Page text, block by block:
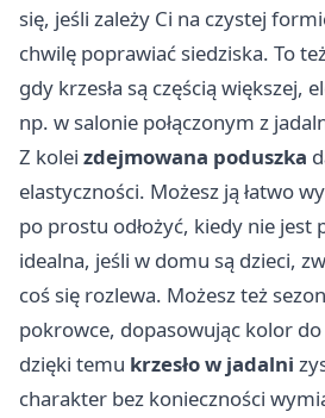
się, jeśli zależy Ci na czystej
chwilę poprawiać siedziska. To
gdy krzesła są częścią większej,
np. w salonie połączonym z
Z kolei zdejmowana poduszka
elastyczności. Możesz ją łatwo
po prostu odłożyć, kiedy nie jest
idealna, jeśli w domu są dzieci,
coś się rozlewa. Możesz też
pokrowce, dopasowując kolor
dzięki temu krzesło w jadalni
charakter bez konieczności